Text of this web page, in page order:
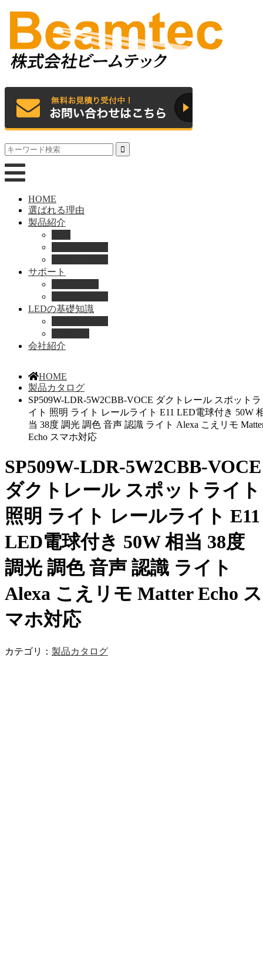
HOME
選ばれる理由
製品紹介
サポート
LEDの基礎知識
会社紹介
HOME
製品カタログ
SP509W-LDR-5W2CBB-VOCE ダクトレール スポットラ
イト 照明 ライト レールライト E11 LED電球付き 50W
当 38度 調光 調色 音声 認識 ライト Alexa こえリモ
Echo スマホ対応
SP509W-LDR-5W2CBB-VOCE
ダクトレール スポットライト
照明 ライト レールライト E11
LED電球付き 50W 相当 38度
調光 調色 音声 認識 ライト
Alexa こえリモ Matter Echo ス
マホ対応
カテゴリ： 製品カタログ